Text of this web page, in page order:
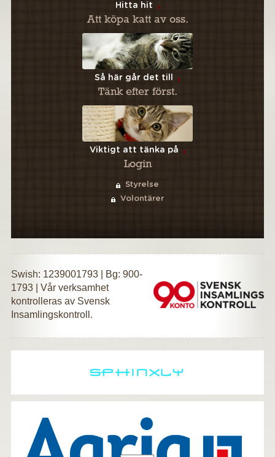
Hitta hit
Att köpa katt av oss.
Så här går det till
Tänk efter först.
Viktigt att tänka på
Login
Styrelse
Volontärer
Swish: 1239001793 | Bg: 900-
1793 | Vår verksamhet
kontrolleras av Svensk
Insamlingskontroll.